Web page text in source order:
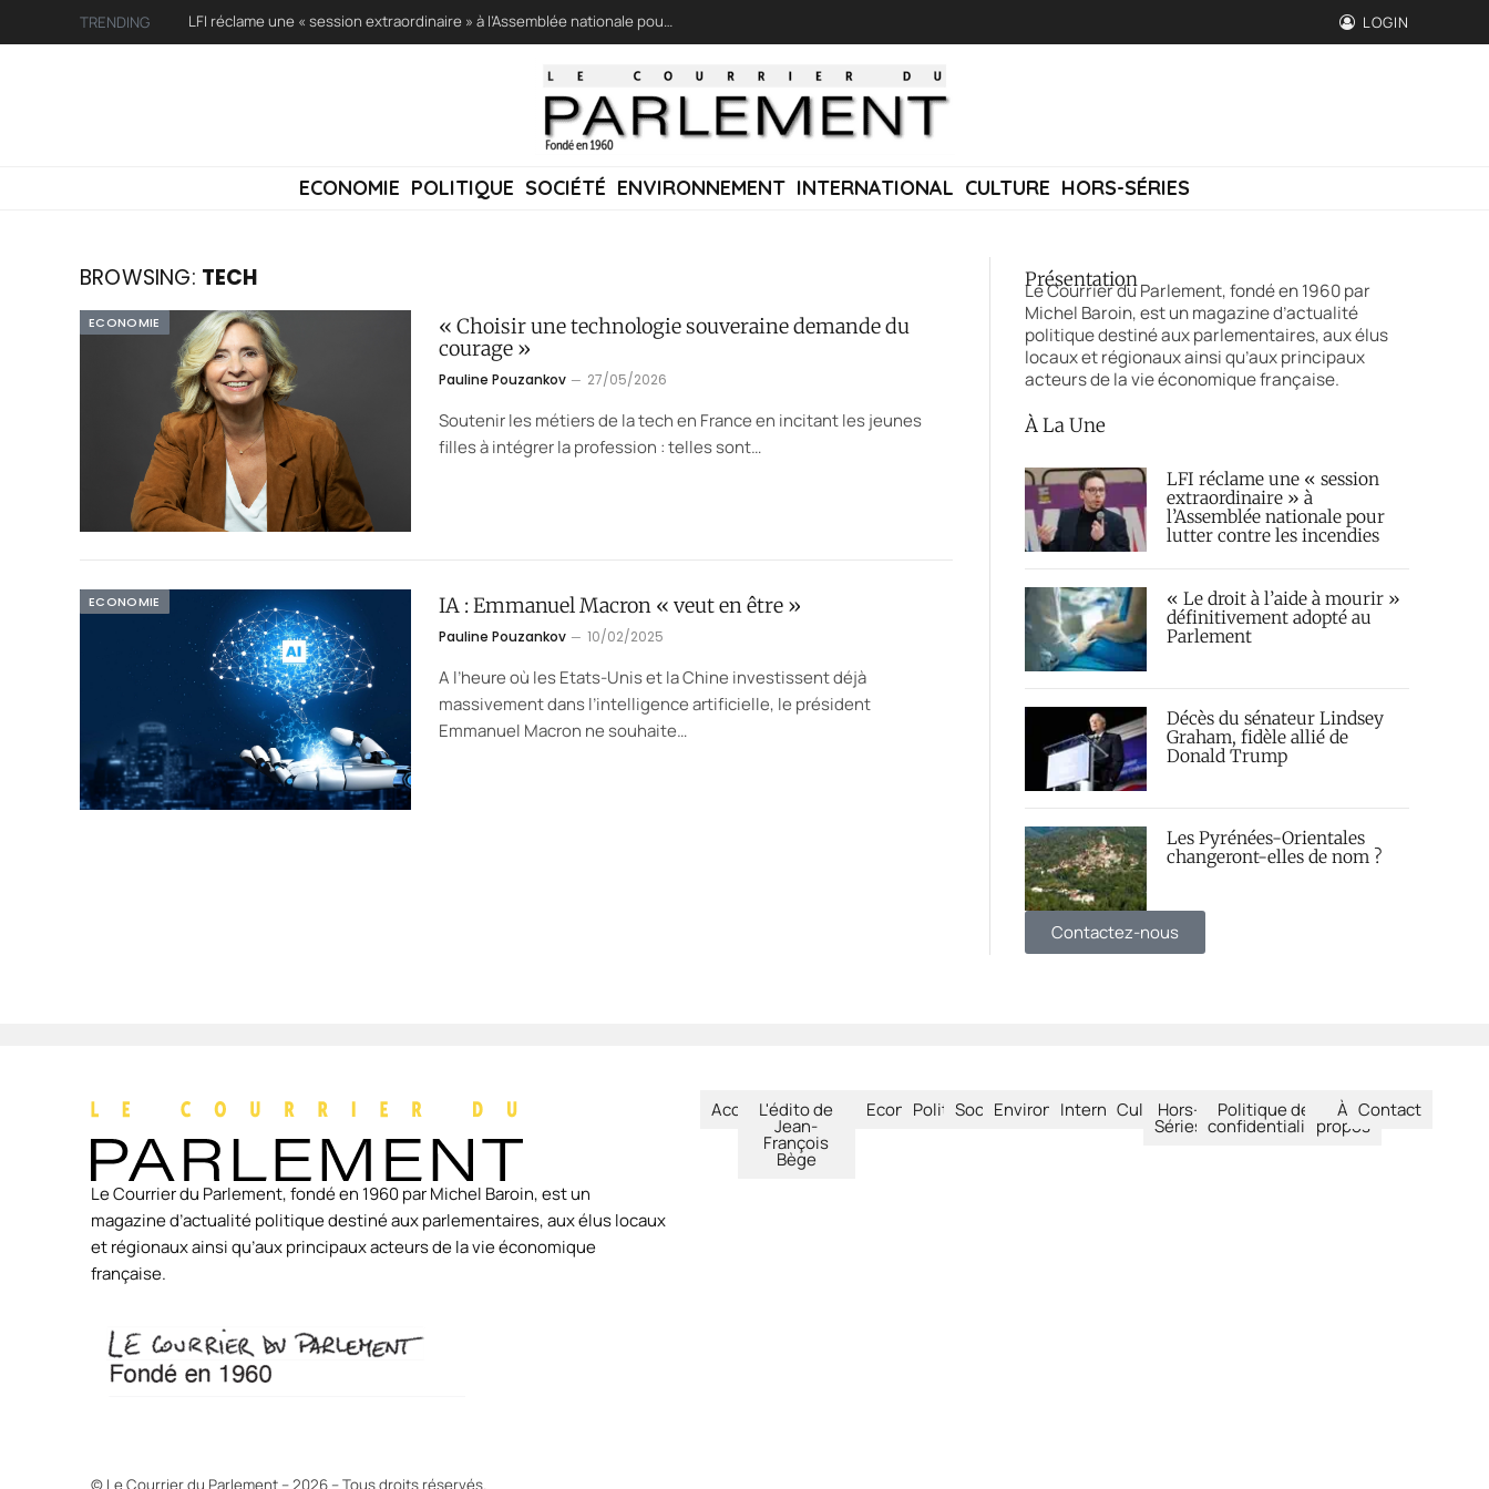
TRENDING LFI réclame une « session extraordinaire » à l’Assemblée nationale pour lutter contre les incendies LOGIN
ECONOMIE POLITIQUE SOCIÉTÉ ENVIRONNEMENT INTERNATIONAL CULTURE HORS-SÉRIES
BROWSING: TECH
ECONOMIE
« Choisir une technologie souveraine demande du
courage »
Pauline Pouzankov 27/05/2026
Soutenir les métiers de la tech en France en incitant les jeunes
filles à intégrer la profession : telles sont…
ECONOMIE IA : Emmanuel Macron « veut en être »
Pauline Pouzankov 10/02/2025
A l’heure où les Etats-Unis et la Chine investissent déjà
massivement dans l’intelligence artificielle, le président
Emmanuel Macron ne souhaite…
Présentation
Le Courrier du Parlement, fondé en 1960 par
Michel Baroin, est un magazine d’actualité
politique destiné aux parlementaires, aux élus
locaux et régionaux ainsi qu’aux principaux
acteurs de la vie économique française.
À La Une
LFI réclame une « session
extraordinaire » à
l’Assemblée nationale pour
lutter contre les incendies
« Le droit à l’aide à mourir »
définitivement adopté au
Parlement
Décès du sénateur Lindsey
Graham, fidèle allié de
Donald Trump
Les Pyrénées-Orientales
changeront-elles de nom ?
Contactez-nous
Le Courrier du Parlement, fondé en 1960 par Michel Baroin, est un
magazine d’actualité politique destiné aux parlementaires, aux élus locaux
et régionaux ainsi qu’aux principaux acteurs de la vie économique
française.
AccueilL'édito de
Jean-
François
Bège
EconomiePolitiqueSociétéEnvironnementInternational
CultureHors-
Séries
Politique de
confidentialité
À
propos
Contact
© Le Courrier du Parlement – 2026 – Tous droits réservés.